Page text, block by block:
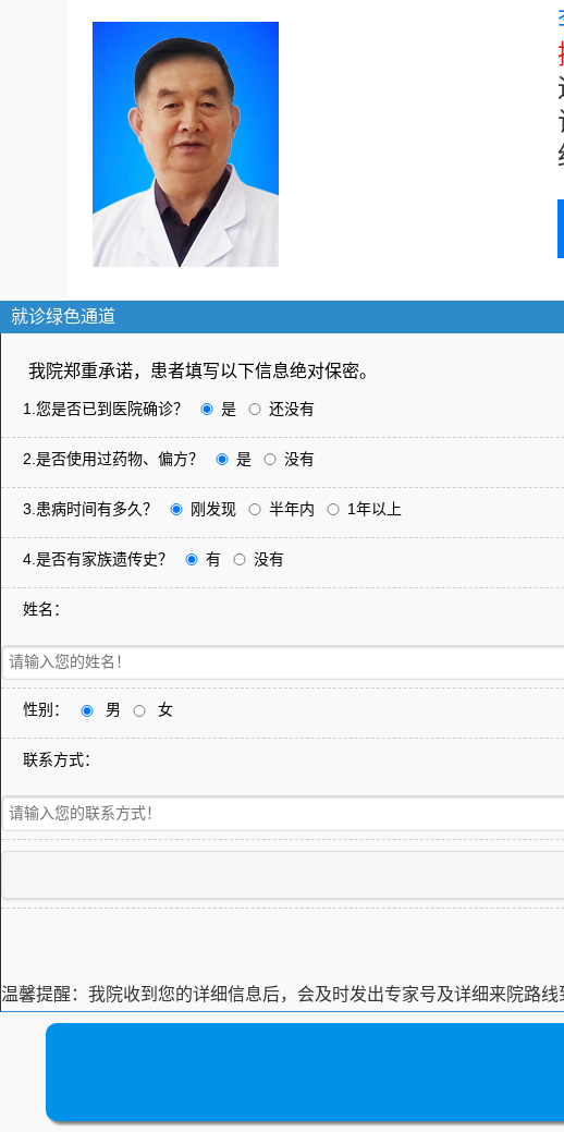
就诊绿色通道
我院郑重承诺，患者填写以下信息绝对保密。
1.您是否已到医院确诊？ 是 还没有
2.是否使用过药物、偏方？ 是 没有
3.患病时间有多久？ 刚发现 半年内 1年以上
4.是否有家族遗传史？ 有 没有
姓名：
性别： 男 女
联系方式：
温馨提醒： 我院收到您的详细信息后，会及时发出专家号及详细来院路线